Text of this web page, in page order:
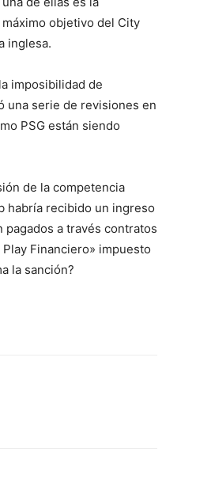
objetivo del City
inglesa.
imposibilidad de
una serie de revisiones en
PSG están siendo
de la competencia
habría recibido un ingreso
a través contratos
Financiero» impuesto
la sanción?